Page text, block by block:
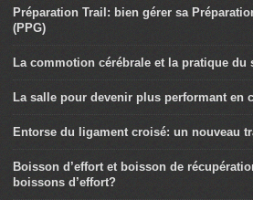
Préparation Trail: bien gérer sa
(PPG)
La commotion cérébrale et la pratique du
La salle pour devenir plus performant en
Entorse du ligament croisé: un nouveau
Boisson d’effort et boisson de
boissons d’effort?